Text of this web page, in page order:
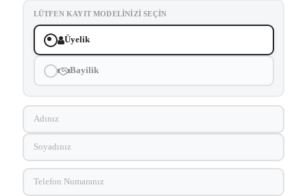
LÜTFEN KAYIT MODELINIZI SEÇIN
Üyelik
Bayilik